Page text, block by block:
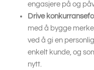
engasjere på og
Drive
med å bygge
ved å gi en
enkelt kunde, og
nytt.